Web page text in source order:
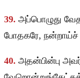
39. அப்பொழுது
போதகரே,
40. அதன்பின்பு